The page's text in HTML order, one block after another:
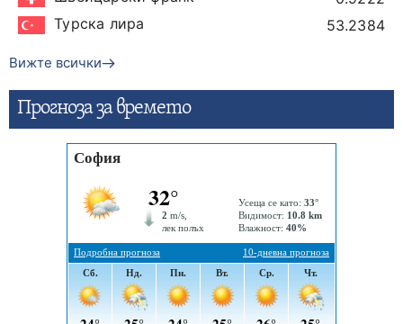
Турска лира
53.2384
Вижте всички
Прогнозa за времето